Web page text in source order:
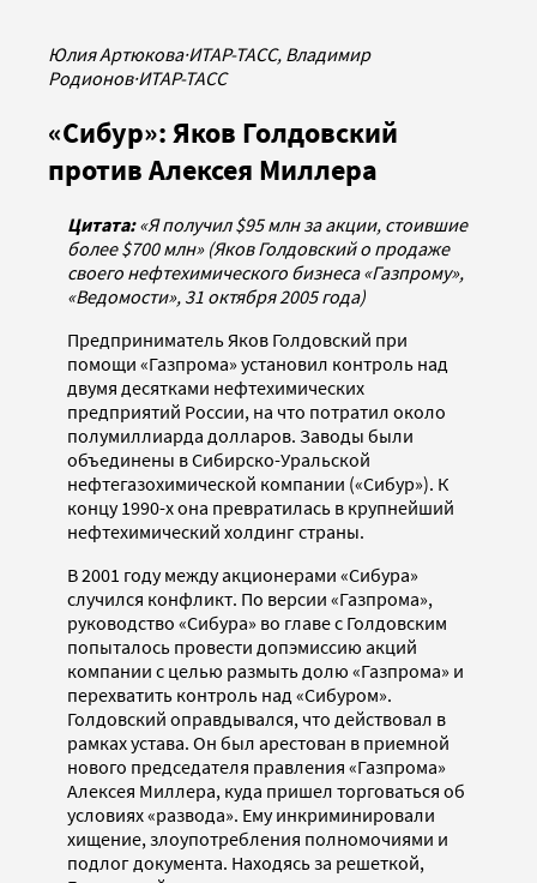
Юлия Артюкова·ИТАР-ТАСС, Владимир
Родионов·ИТАР-ТАСС
«Сибур»: Яков Голдовский
против Алексея Миллера
Цитата:«Я получил $95 млн за акции, стоившие
более $700 млн» (Яков Голдовский о продаже
своего нефтехимического бизнеса «Газпрому»,
«Ведомости», 31 октября 2005 года)
Предприниматель Яков Голдовский при
помощи «Газпрома» установил контроль над
двумя десятками нефтехимических
предприятий России, на что потратил около
полумиллиарда долларов. Заводы были
объединены в Сибирско-Уральской
нефтегазохимической компании («Сибур»). К
концу 1990-х она превратилась в крупнейший
нефтехимический холдинг страны.
В 2001 году между акционерами «Сибура»
случился конфликт. По версии «Газпрома»,
руководство «Сибура» во главе с Голдовским
попыталось провести допэмиссию акций
компании с целью размыть долю «Газпрома» и
перехватить контроль над «Сибуром».
Голдовский оправдывался, что действовал в
рамках устава. Он был арестован в приемной
нового председателя правления «Газпрома»
Алексея Миллера, куда пришел торговаться об
условиях «развода». Ему инкриминировали
хищение, злоупотребления полномочиями и
подлог документа. Находясь за решеткой,